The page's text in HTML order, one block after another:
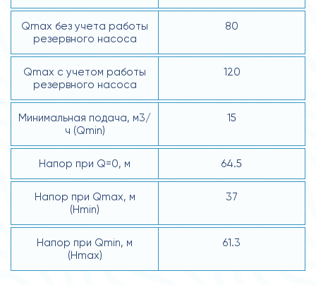
Qmax без учета работы
резервного насоса
80
Qmax с учетом работы
резервного насоса
120
Минимальная подача, м3/
ч (Qmin)
15
Напор при Q=0, м 64.5
Напор при Qmax, м
(Hmin)
37
Напор при Qmin, м
(Hmax)
61.3